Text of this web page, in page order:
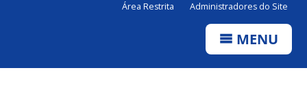
Área Restrita Administradores do Site
MENU